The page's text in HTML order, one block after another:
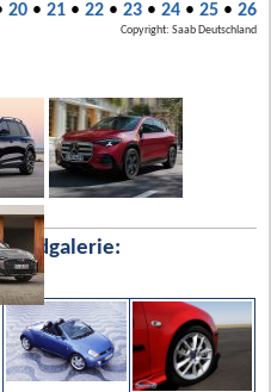
20• 21• 22• 23• 24• 25• 26
Copyright: Saab Deutschland
Bildgalerie: